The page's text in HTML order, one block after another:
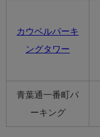
カウベルパーキ
ングタワー
青葉通一番町パ
ーキング